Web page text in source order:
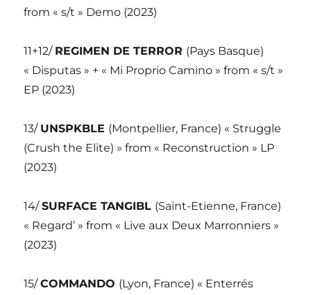
from « s/t » Demo (2023)
11+12/ REGIMEN DE TERROR (Pays Basque)
« Disputas » + « Mi Proprio Camino » from « s/t »
EP (2023)
13/ UNSPKBLE (Montpellier, France) « Struggle
(Crush the Elite) » from « Reconstruction » LP
(2023)
14/SURFACE TANGIBL (Saint-Etienne, France)
« Regard’ » from « Live aux Deux Marronniers »
(2023)
15/COMMANDO (Lyon, France) « Enterrés